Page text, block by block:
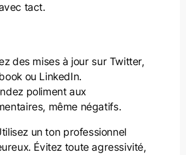
tact.
des mises à jour sur Twitter,
ou LinkedIn.
poliment aux
même négatifs.
un ton professionnel
Évitez toute agressivité,